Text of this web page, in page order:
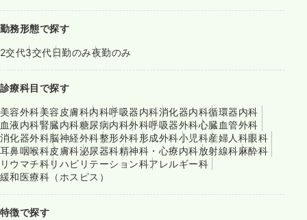
勤務形態で探す
2交代3交代日勤のみ夜勤のみ
診療科目で探す
美容外科美容皮膚科内科呼吸器内科消化器内科循環器内科
血液内科腎臓内科糖尿病内科外科呼吸器外科心臓血管外科
消化器外科脳神経外科整形外科形成外科小児科産婦人科眼科
耳鼻咽喉科皮膚科泌尿器科精神科・心療内科放射線科麻酔科
リウマチ科リハビリテーション科アレルギー科
緩和医療科（ホスピス）
特徴で探す